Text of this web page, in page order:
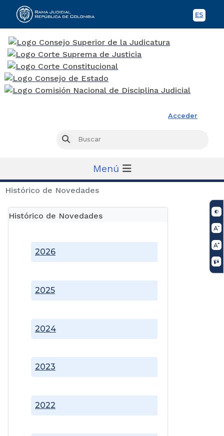
ES
Acceder
Buscar
Menú
Histórico de Novedades
Histórico de Novedades
2022
2023
2024
2025
2026